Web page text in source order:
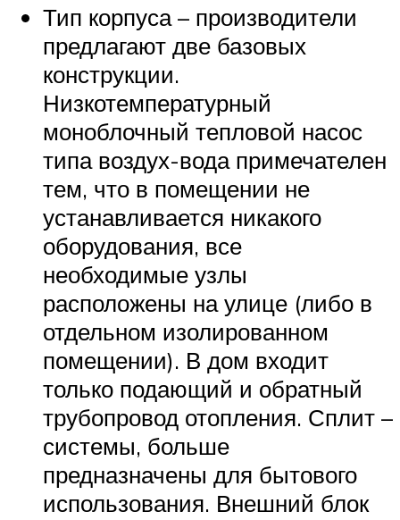
Тип корпуса – производители
предлагают две базовых
конструкции.
Низкотемпературный
моноблочный тепловой насос
типа воздух-вода примечателен
тем, что в помещении не
устанавливается никакого
оборудования, все
необходимые узлы
расположены на улице (либо в
отдельном изолированном
помещении). В дом входит
только подающий и обратный
трубопровод отопления. Сплит –
системы, больше
предназначены для бытового
использования. Внешний блок